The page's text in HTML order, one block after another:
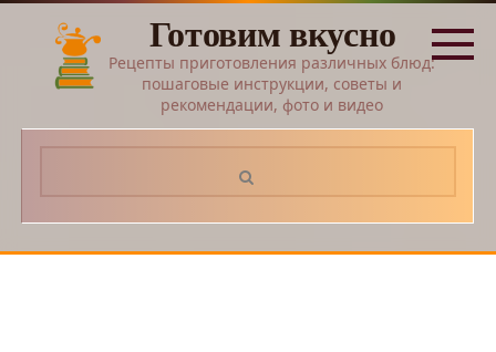
Перейти
контенту
Готовим вкусно
Рецепты приготовления различных блюд:
пошаговые инструкции, советы и
рекомендации, фото и видео